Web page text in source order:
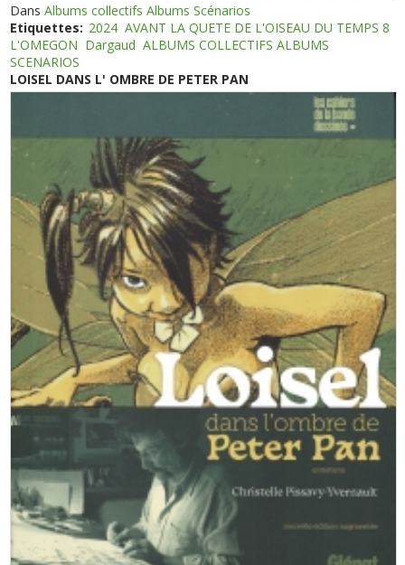
DansAlbums collectifs Albums Scénarios
Etiquettes: 2024 AVANT LA QUETE DE L'OISEAU DU TEMPS 8
L'OMEGON Dargaud ALBUMS COLLECTIFS ALBUMS
SCENARIOS
LOISEL DANS L' OMBRE DE PETER PAN